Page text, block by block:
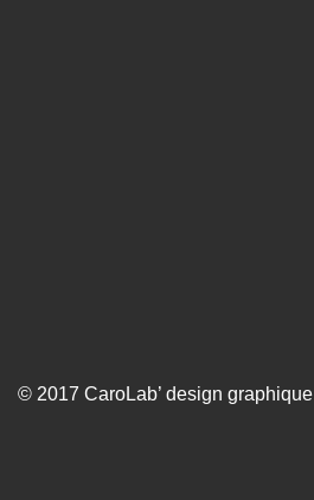
© 2017 CaroLab’ design graphique